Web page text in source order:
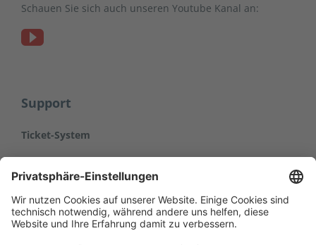
Schauen Sie sich auch unseren Youtube Kanal an:
Support
Ticket-System
kraft network engineering GmbH.
Bitte halten Sie Ihre Zugangsdaten bereit.